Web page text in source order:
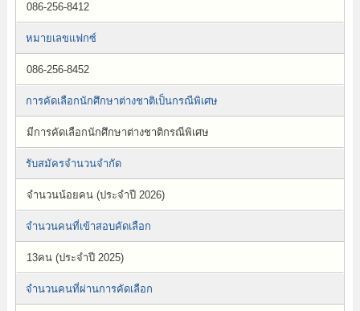
086-256-8412
หมายเลขแฟกซ์
086-256-8452
การคัดเลือกนักศึกษาต่างชาติเป็นกรณีพิเศษ
มีการคัดเลือกนักศึกษาต่างชาติกรณีพิเศษ
รับสมัครจำนวนจำกัด
จำนวนน้อยคน (ประจำปี 2026)
จำนวนคนที่เข้าสอบคัดเลือก
13คน (ประจำปี 2025)
จำนวนคนที่ผ่านการคัดเลือก